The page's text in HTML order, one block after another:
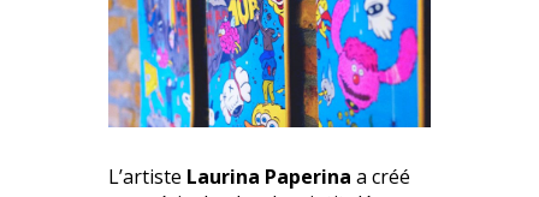
L’artiste Laurina Paperina a créé